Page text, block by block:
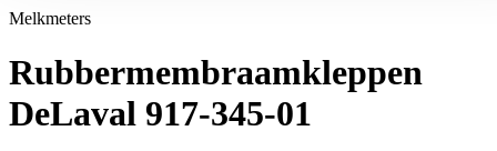
Melkmeters
Rubbermembraamkleppen
DeLaval 917-345-01